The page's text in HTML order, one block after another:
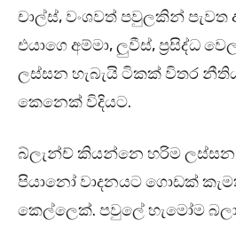
චාල්ස්, වංශවත් පවුලකින්
එයාගෙ අම්මා, ලුවීස්, ප්‍රසිද්ධ
ලස්සන හැබැයි ටිකක් විතර
කෙනෙක් විදියට.
බ්ලැන්ච් කියන්නෙ හරිම
පියානෝ වාදනයට ගොඩක්
කෙල්ලෙක්. පවුලේ හැමෝම